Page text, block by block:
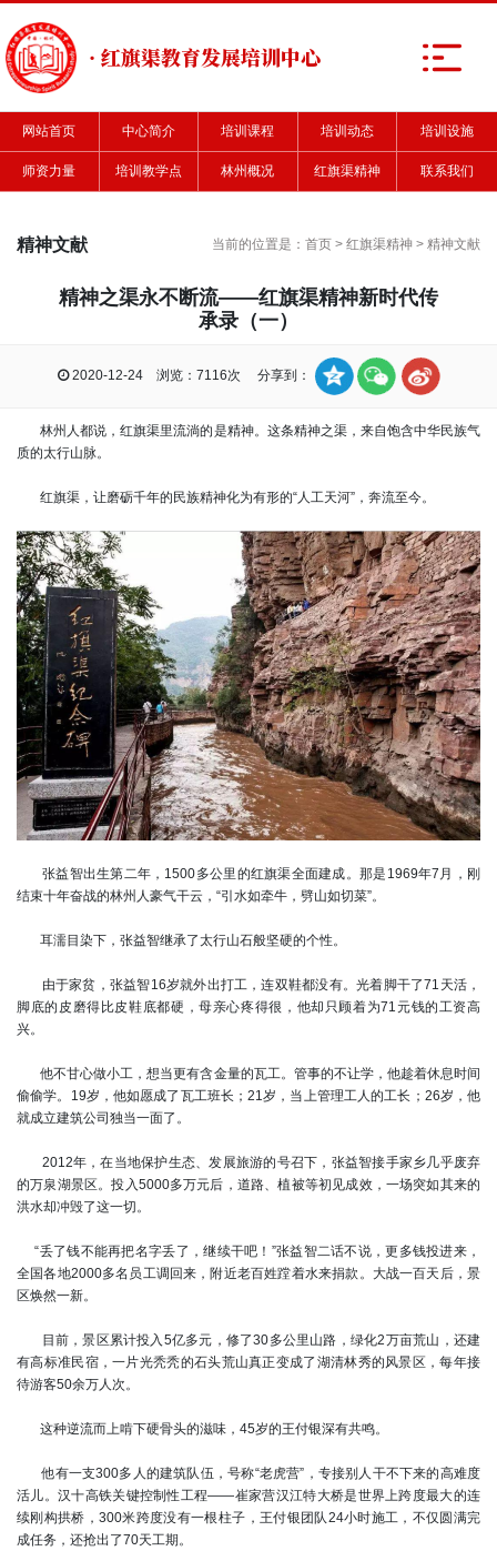
· 红旗渠教育发展培训中心
网站首页 中心简介 培训课程 培训动态 培训设施
师资力量 培训教学点 林州概况 红旗渠精神 联系我们
精神文献 当前的位置是： 首页 > 红旗渠精神 > 精神文献
精神之渠永不断流——红旗渠精神新时代传
承录（一）
2020-12-24 浏览：7116次 分享到：
林州人都说，红旗渠里流淌的是精神。这条精神之渠，来自饱含中华民族气
质的太行山脉。
红旗渠，让磨砺千年的民族精神化为有形的“人工天河”，奔流至今。
张益智出生第二年，1500多公里的红旗渠全面建成。那是1969年7月，刚
结束十年奋战的林州人豪气干云，“引水如牵牛，劈山如切菜”。
耳濡目染下，张益智继承了太行山石般坚硬的个性。
由于家贫，张益智16岁就外出打工，连双鞋都没有。光着脚干了71天活，
脚底的皮磨得比皮鞋底都硬，母亲心疼得很，他却只顾着为71元钱的工资高
兴。
他不甘心做小工，想当更有含金量的瓦工。管事的不让学，他趁着休息时间
偷偷学。19岁，他如愿成了瓦工班长；21岁，当上管理工人的工长；26岁，他
就成立建筑公司独当一面了。
2012年，在当地保护生态、发展旅游的号召下，张益智接手家乡几乎废弃
的万泉湖景区。投入5000多万元后，道路、植被等初见成效，一场突如其来的
洪水却冲毁了这一切。
“丢了钱不能再把名字丢了，继续干吧！”张益智二话不说，更多钱投进来，
全国各地2000多名员工调回来，附近老百姓蹚着水来捐款。大战一百天后，景
区焕然一新。
目前，景区累计投入5亿多元，修了30多公里山路，绿化2万亩荒山，还建
有高标准民宿，一片光秃秃的石头荒山真正变成了湖清林秀的风景区，每年接
待游客50余万人次。
这种逆流而上啃下硬骨头的滋味，45岁的王付银深有共鸣。
他有一支300多人的建筑队伍，号称“老虎营”，专接别人干不下来的高难度
活儿。汉十高铁关键控制性工程——崔家营汉江特大桥是世界上跨度最大的连
续刚构拱桥，300米跨度没有一根柱子，王付银团队24小时施工，不仅圆满完
成任务，还抢出了70天工期。